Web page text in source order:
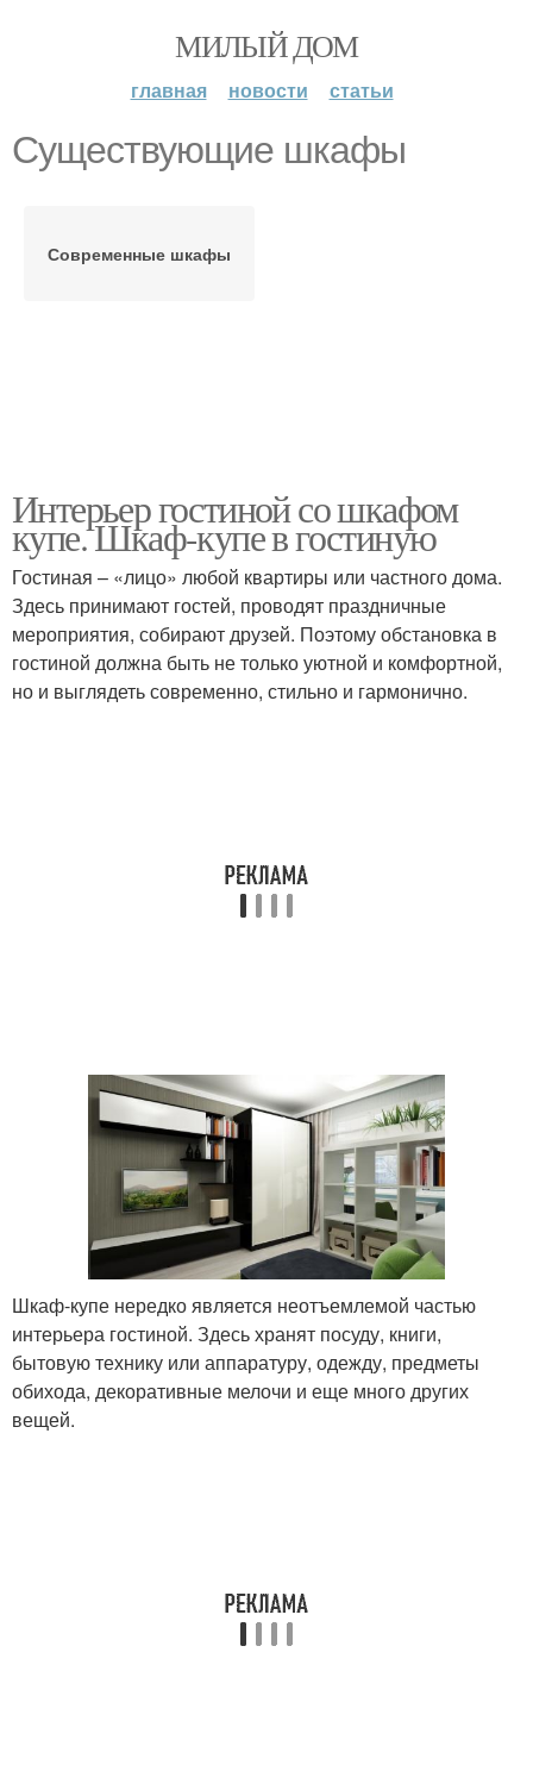
МИЛЫЙ ДОМ
главная новости статьи
Существующие шкафы
Современные шкафы
Интерьер гостиной со шкафом
купе. Шкаф-купе в гостиную
Гостиная – «лицо» любой квартиры или частного дома.
Здесь принимают гостей, проводят праздничные
мероприятия, собирают друзей. Поэтому обстановка в
гостиной должна быть не только уютной и комфортной,
но и выглядеть современно, стильно и гармонично.
Шкаф-купе нередко является неотъемлемой частью
интерьера гостиной. Здесь хранят посуду, книги,
бытовую технику или аппаратуру, одежду, предметы
обихода, декоративные мелочи и еще много других
вещей.